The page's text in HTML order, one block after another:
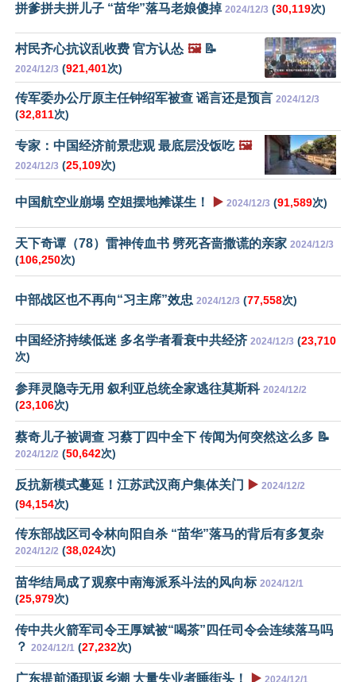
拼爹拼夫拼儿子 “苗华”落马老娘傻掉 2024/12/3 (30,119次)
村民齐心抗议乱收费 官方认怂 🖼️📝
2024/12/3 (921,401次)
传军委办公厅原主任钟绍军被查 谣言还是预言 2024/12/3
(32,811次)
专家：中国经济前景悲观 最底层没饭吃 🖼️
2024/12/3 (25,109次)
中国航空业崩塌 空姐摆地摊谋生！ ▶️ 2024/12/3 (91,589次)
天下奇谭（78）雷神传血书 劈死吝啬撒谎的亲家 2024/12/3
(106,250次)
中部战区也不再向“习主席”效忠 2024/12/3 (77,558次)
中国经济持续低迷 多名学者看衰中共经济 2024/12/3 (23,710
次)
参拜灵隐寺无用 叙利亚总统全家逃往莫斯科 2024/12/2
(23,106次)
蔡奇儿子被调查 习蔡丁四中全下 传闻为何突然这么多 📝
2024/12/2 (50,642次)
反抗新模式蔓延！江苏武汉商户集体关门 ▶️ 2024/12/2
(94,154次)
传东部战区司令林向阳自杀 “苗华”落马的背后有多复杂
2024/12/2 (38,024次)
苗华结局成了观察中南海派系斗法的风向标 2024/12/1
(25,979次)
传中共火箭军司令王厚斌被“喝茶”四任司令会连续落马吗
？ 2024/12/1 (27,232次)
广东提前涌现返乡潮 大量失业者睡街头！ ▶️ 2024/12/1